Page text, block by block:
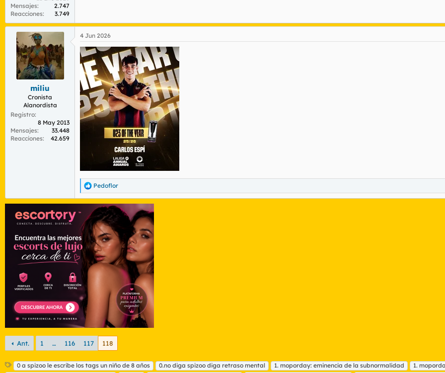
Mensajes
2.747
Reacciones
3.749
miliu
Cronista
Alanordista
Registro
8 May 2013
Mensajes
33.448
Reacciones
42.659
4 Jun 2026
R
e
a
c
i
o
e
s
:
Pedoflor
Ant. 1 … 116 117 118
E 0 a spizoo le escribe los tags un niño de 8 años 0.no diga spizoo diga retraso mental 1. moporday: eminencia de la subnormalidad 1.